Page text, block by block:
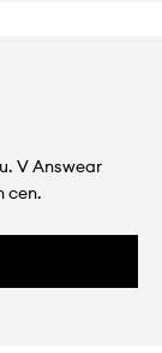
V Answear
cen.